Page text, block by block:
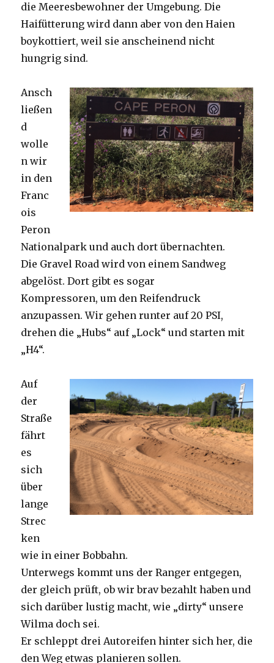
die Meeresbewohner der Umgebung. Die
Haifütterung wird dann aber von den Haien
boykottiert, weil sie anscheinend nicht
hungrig sind.
Ansch
ließen
d
wolle
n wir
in den
Franc
ois
Peron
Nationalpark und auch dort übernachten.
Die Gravel Road wird von einem Sandweg
abgelöst. Dort gibt es sogar
Kompressoren, um den Reifendruck
anzupassen. Wir gehen runter auf 20 PSI,
drehen die „Hubs“ auf „Lock“ und starten mit
„H4“.
Auf
der
Straße
fährt
es
sich
über
lange
Strec
ken
wie in einer Bobbahn.
Unterwegs kommt uns der Ranger entgegen,
der gleich prüft, ob wir brav bezahlt haben und
sich darüber lustig macht, wie „dirty“ unsere
Wilma doch sei.
Er schleppt drei Autoreifen hinter sich her, die
den Weg etwas planieren sollen.